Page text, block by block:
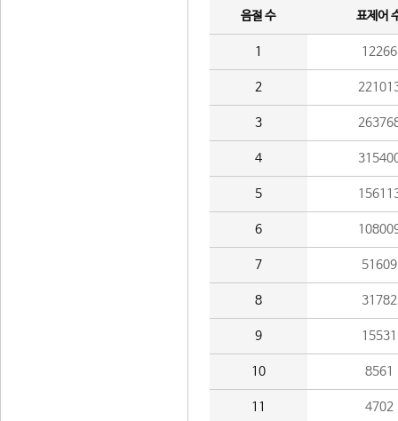
음절 수 표제어
1 12266
2
3
4
5
6
7 51609
8 31782
9 15531
10 8561
11 4702